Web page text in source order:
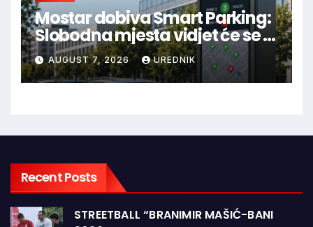
Mostar dobiva Smart Parking:
Slobodna mjesta vidjet će se u
aplikaciji
AUGUST 7, 2026 UREDNIK
Recent Posts
STREETBALL “BRANIMIR MAŠIĆ-BANI